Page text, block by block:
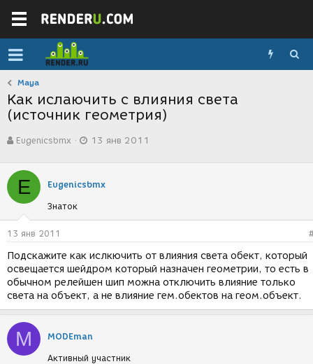
Maya
Как ислаючить с влияния света
(источник геометрия)
в
о
р
т
е
м
ы
Eugenicsbmx
а
с
д
и
я
13 янв 2011
E Eugenicsbmx
Знаток
13 янв 2011
Подскажите как ислкючить от влияния света обект, который
освещается шейдром который назначен геометрии, то есть в
обычном релейшен шип можна отключить влияние только
света на объект, а не влияние гем.обектов на геом.объект.
M MODEman
Активный участник